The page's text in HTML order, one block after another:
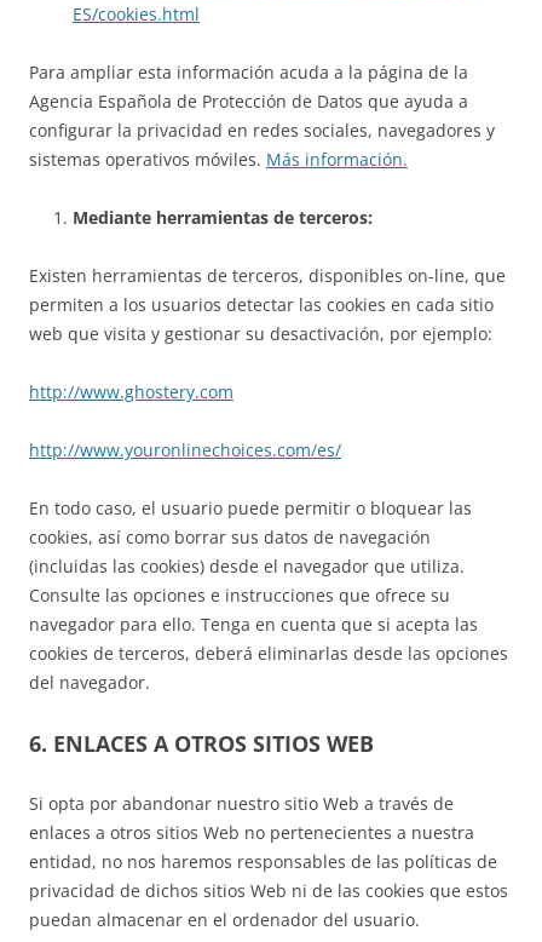
ES/cookies.html
Para ampliar esta información acuda a la página de la
Agencia Española de Protección de Datos que ayuda a
configurar la privacidad en redes sociales, navegadores y
sistemas operativos móviles. Más información.
Mediante herramientas de terceros:
Existen herramientas de terceros, disponibles on-line, que
permiten a los usuarios detectar las cookies en cada sitio
web que visita y gestionar su desactivación, por ejemplo:
http://www.ghostery.com
http://www.youronlinechoices.com/es/
En todo caso, el usuario puede permitir o bloquear las
cookies, así como borrar sus datos de navegación
(incluidas las cookies) desde el navegador que utiliza.
Consulte las opciones e instrucciones que ofrece su
navegador para ello. Tenga en cuenta que si acepta las
cookies de terceros, deberá eliminarlas desde las opciones
del navegador.
6. ENLACES A OTROS SITIOS WEB
Si opta por abandonar nuestro sitio Web a través de
enlaces a otros sitios Web no pertenecientes a nuestra
entidad, no nos haremos responsables de las políticas de
privacidad de dichos sitios Web ni de las cookies que estos
puedan almacenar en el ordenador del usuario.